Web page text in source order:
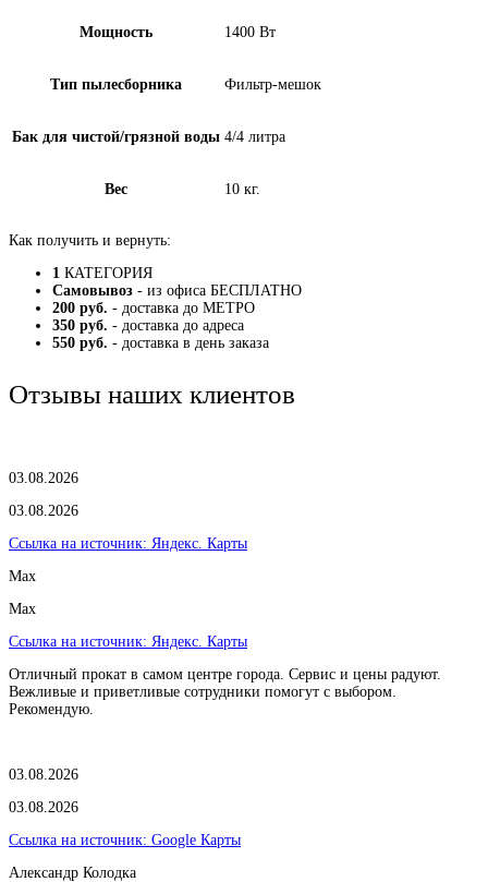
Мощность 1400 Вт
Тип пылесборника Фильтр-мешок
Бак для чистой/грязной воды 4/4 литра
Вес 10 кг.
Как получить и вернуть:
1 КАТЕГОРИЯ
Самовывоз - из офиса БЕСПЛАТНО
200 руб. - доставка до МЕТРО
350 руб. - доставка до адреса
550 руб. - доставка в день заказа
Отзывы наших клиентов
03.08.2026
03.08.2026
Ссылка на источник: Яндекс. Карты
Max
Max
Ссылка на источник: Яндекс. Карты
Отличный прокат в самом центре города. Сервис и цены радуют.
Вежливые и приветливые сотрудники помогут с выбором.
Рекомендую.
03.08.2026
03.08.2026
Ссылка на источник: Google Карты
Александр Колодка